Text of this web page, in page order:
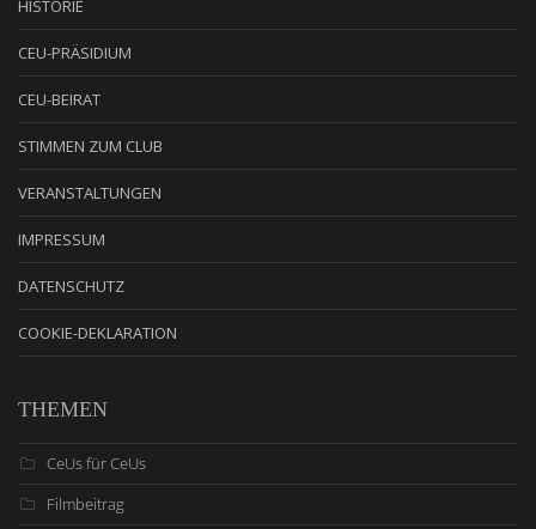
HISTORIE
CEU-PRÄSIDIUM
CEU-BEIRAT
STIMMEN ZUM CLUB
VERANSTALTUNGEN
IMPRESSUM
DATENSCHUTZ
COOKIE-DEKLARATION
THEMEN
CeUs für CeUs
Filmbeitrag